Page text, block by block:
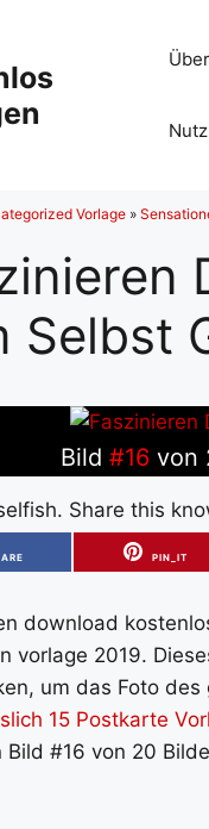
Vorlage »
Selbst
Bild #16von
Share this
PIN_IT
download
vorlage 2019.
um das Foto
15 Postkarte
Bild #16 von 20